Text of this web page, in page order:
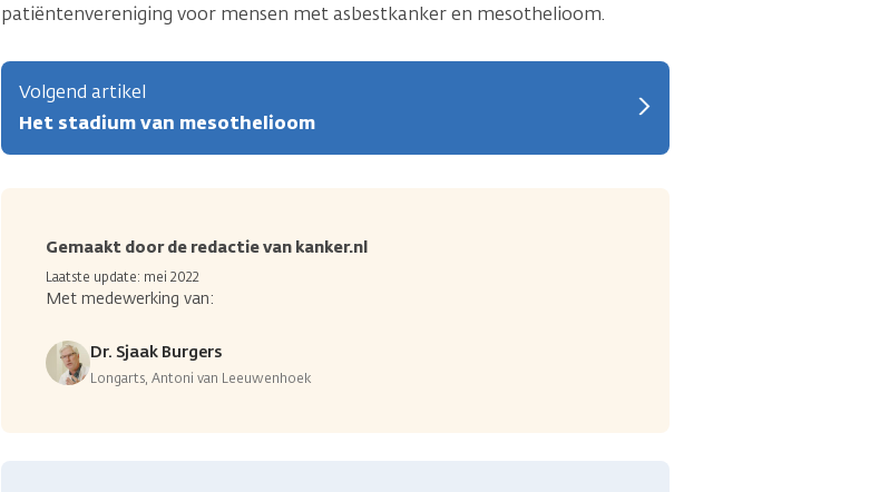
patiëntenvereniging voor mensen met asbestkanker en mesothelioom.
Volgend artikel
Het stadium van mesothelioom
Gemaakt door de redactie van kanker.nl
Laatste update: mei 2022
Met medewerking van:
Dr. Sjaak Burgers
Longarts, Antoni van Leeuwenhoek